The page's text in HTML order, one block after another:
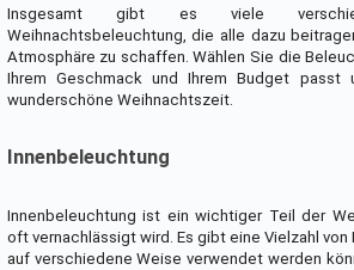
Insgesamt gibt es viele
Weihnachtsbeleuchtung, die alle dazu
Atmosphäre zu schaffen. Wählen Sie die
Ihrem Geschmack und Ihrem Budget passt
wunderschöne Weihnachtszeit.
Innenbeleuchtung
Innenbeleuchtung ist ein wichtiger Teil der
oft vernachlässigt wird. Es gibt eine Vielzahl
auf verschiedene Weise verwendet werden